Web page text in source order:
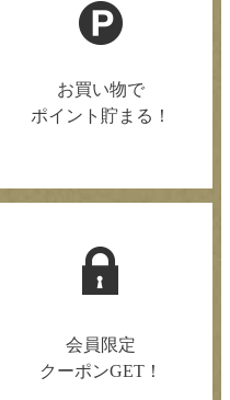
お買い物で
ポイント貯まる！
会員限定
クーポンGET！